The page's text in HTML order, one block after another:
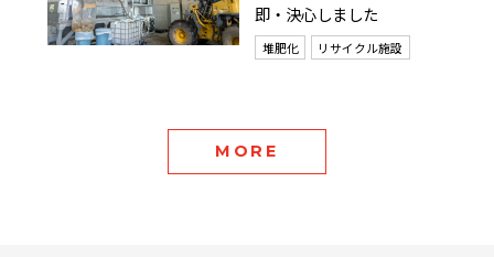
即・決心しました
堆肥化 リサイクル施設
MORE